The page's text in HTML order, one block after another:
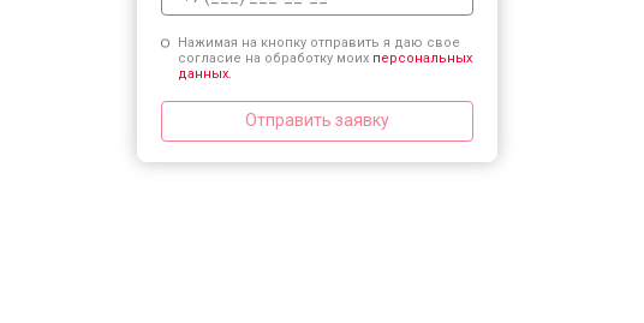
Нажимая на кнопку отправить я даю свое
согласие на обработку моих персональных
данных.
Отправить заявку